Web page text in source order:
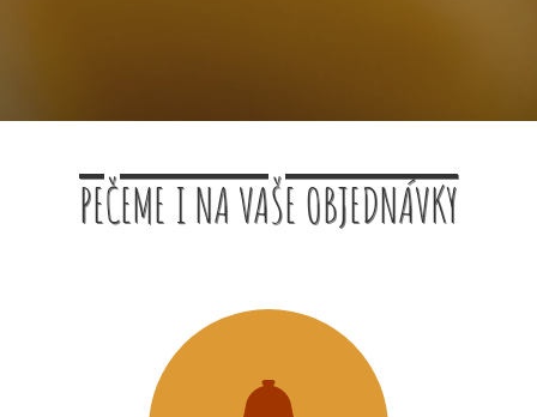
PEČEME I NA VAŠE OBJEDNÁVKY